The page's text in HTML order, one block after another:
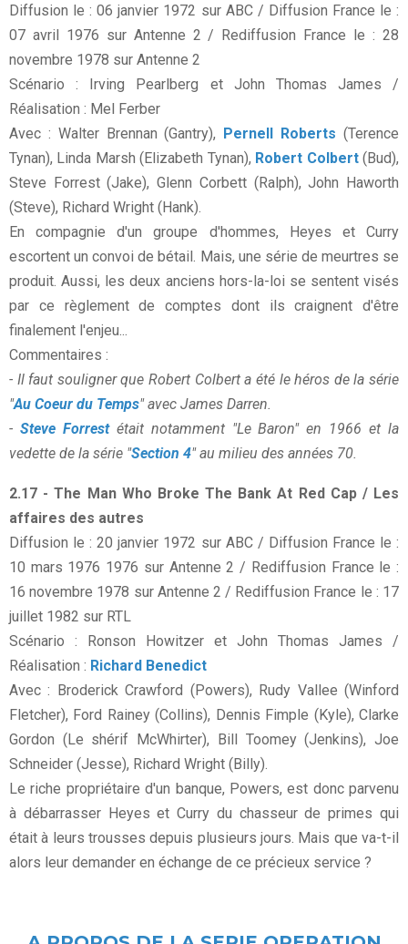
Diffusion le : 06 janvier 1972 sur ABC / Diffusion France le :
07 avril 1976 sur Antenne 2 / Rediffusion France le : 28
novembre 1978 sur Antenne 2
Scénario : Irving Pearlberg et John Thomas James /
Réalisation : Mel Ferber
Avec : Walter Brennan (Gantry), Pernell Roberts (Terence
Tynan), Linda Marsh (Elizabeth Tynan), Robert Colbert(Bud),
Steve Forrest (Jake), Glenn Corbett (Ralph), John Haworth
(Steve), Richard Wright (Hank).
En compagnie d'un groupe d'hommes, Heyes et Curry
escortent un convoi de bétail. Mais, une série de meurtres se
produit. Aussi, les deux anciens hors-la-loi se sentent visés
par ce règlement de comptes dont ils craignent d'être
finalement l'enjeu...
Commentaires :
- Il faut souligner que Robert Colbert a été le héros de la série
"Au Coeur du Temps" avec James Darren.
- Steve Forrestétait notamment "Le Baron" en 1966 et la
vedette de la série "Section 4" au milieu des années 70.
2.17 - The Man Who Broke The Bank At Red Cap / Les
affaires des autres
Diffusion le : 20 janvier 1972 sur ABC / Diffusion France le :
10 mars 1976 1976 sur Antenne 2 / Rediffusion France le :
16 novembre 1978 sur Antenne 2 / Rediffusion France le : 17
juillet 1982 sur RTL
Scénario : Ronson Howitzer et John Thomas James /
Réalisation : Richard Benedict
Avec : Broderick Crawford (Powers), Rudy Vallee (Winford
Fletcher), Ford Rainey (Collins), Dennis Fimple (Kyle), Clarke
Gordon (Le shérif McWhirter), Bill Toomey (Jenkins), Joe
Schneider (Jesse), Richard Wright (Billy).
Le riche propriétaire d'un banque, Powers, est donc parvenu
à débarrasser Heyes et Curry du chasseur de primes qui
était à leurs trousses depuis plusieurs jours. Mais que va-t-il
alors leur demander en échange de ce précieux service ?